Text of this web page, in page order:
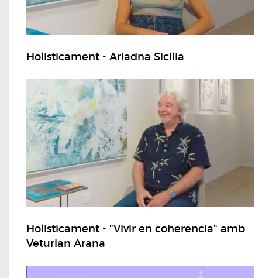
Holisticament - Ariadna Sicília
Holisticament - "Vivir en coherencia" amb
Veturian Arana